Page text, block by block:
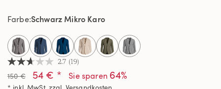
2.7
von
5
2.7 (19)
150 € 54 € * Sie sparen 64%
Farbe Schwarz Mikro Karo
selected